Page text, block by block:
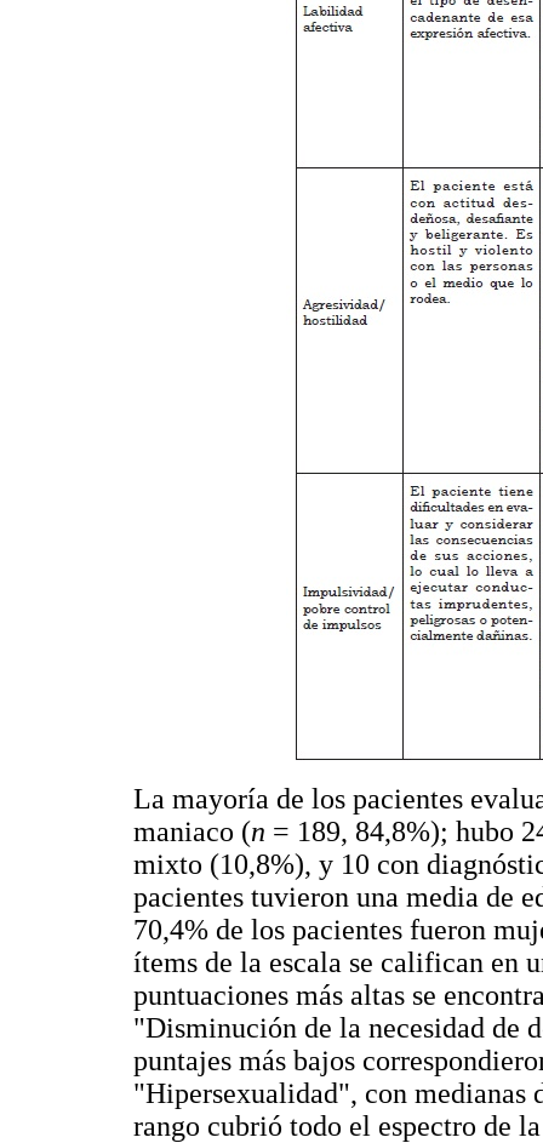
La mayoría de los pacientes
maniaco (n = 189, 84,8%); hubo
mixto (10,8%), y 10 con
pacientes tuvieron una media de
70,4% de los pacientes fueron
ítems de la escala se califican en
puntuaciones más altas se
"Disminución de la necesidad de
puntajes más bajos
"Hipersexualidad", con medianas
rango cubrió todo el espectro de